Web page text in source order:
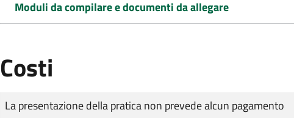
Moduli da compilare e documenti da allegare
Costi
Tipo di pagamento
Importo
La presentazione della pratica non prevede alcun pagamento